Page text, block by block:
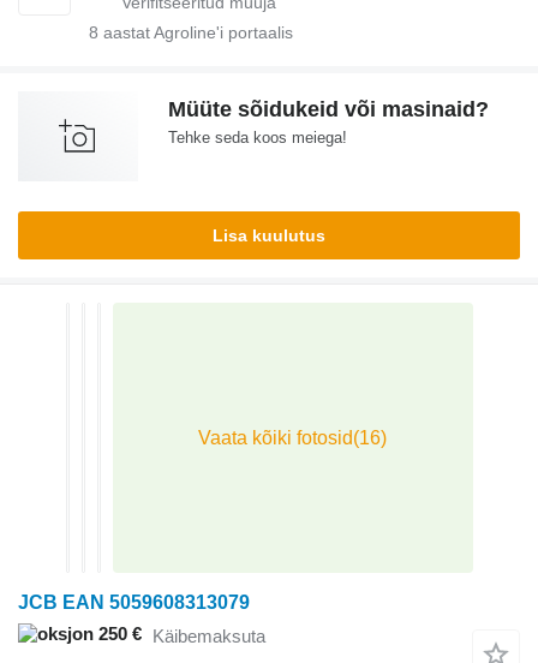
8 aastat Agroline'i portaalis
Müüte sõidukeid või masinaid?
Tehke seda koos meiega!
Lisa kuulutus
JCB EAN 5059608313079
250 € Käibemaksuta